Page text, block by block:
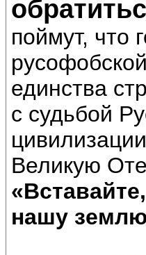
поймут, что
единства
с судьбой
Великую
нашу землю